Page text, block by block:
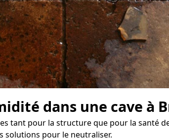
dans une cave à
tant pour la structure que pour la santé
solutions pour le neutraliser.